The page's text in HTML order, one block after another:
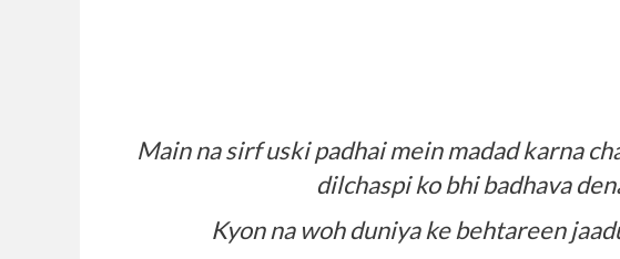
Main na sirf uski padhai mein madad karna
dilchaspi ko bhi badhava
Kyon na woh duniya ke behtareen